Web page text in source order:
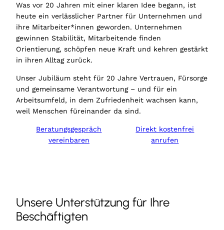
Was vor 20 Jahren mit einer klaren Idee begann, ist
heute ein verlässlicher Partner für Unternehmen und
ihre Mitarbeiter*innen geworden. Unternehmen
gewinnen Stabilität, Mitarbeitende finden
Orientierung, schöpfen neue Kraft und kehren gestärkt
in ihren Alltag zurück.
Unser Jubiläum steht für 20 Jahre Vertrauen, Fürsorge
und gemeinsame Verantwortung – und für ein
Arbeitsumfeld, in dem Zufriedenheit wachsen kann,
weil Menschen füreinander da sind.
Beratungsgespräch
vereinbaren
Direkt kostenfrei
anrufen
Unsere Unterstützung für Ihre
Beschäftigten